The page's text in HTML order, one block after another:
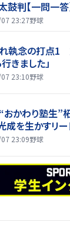
鼓判【一問一答
23:27野球
執念の打点1
きました」
23:10野球
“おかわり塾生”
成を生かすリー
23:09野球